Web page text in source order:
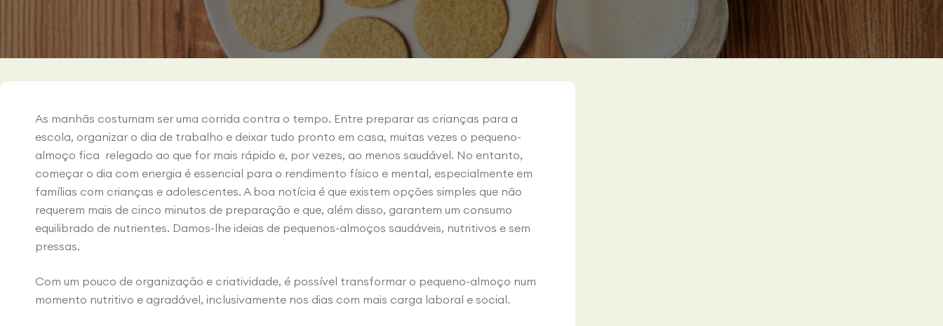
As manhãs costumam ser uma corrida contra o tempo. Entre preparar as crianças para a
escola, organizar o dia de trabalho e deixar tudo pronto em casa, muitas vezes o pequeno-
almoço fica relegado ao que for mais rápido e, por vezes, ao menos saudável. No entanto,
começar o dia com energia é essencial para o rendimento físico e mental, especialmente em
famílias com crianças e adolescentes. A boa notícia é que existem opções simples que não
requerem mais de cinco minutos de preparação e que, além disso, garantem um consumo
equilibrado de nutrientes. Damos-lhe ideias de pequenos-almoços saudáveis, nutritivos e sem
pressas.
Com um pouco de organização e criatividade, é possível transformar o pequeno-almoço num
momento nutritivo e agradável, inclusivamente nos dias com mais carga laboral e social.